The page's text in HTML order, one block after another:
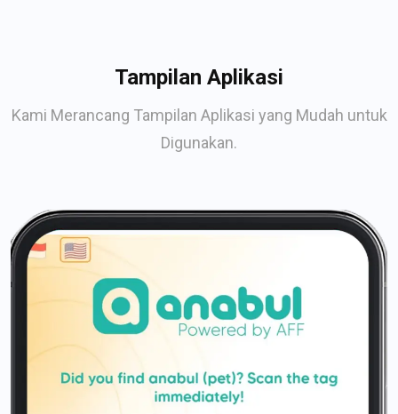
Tampilan Aplikasi
Kami Merancang Tampilan Aplikasi yang Mudah untuk
Digunakan.